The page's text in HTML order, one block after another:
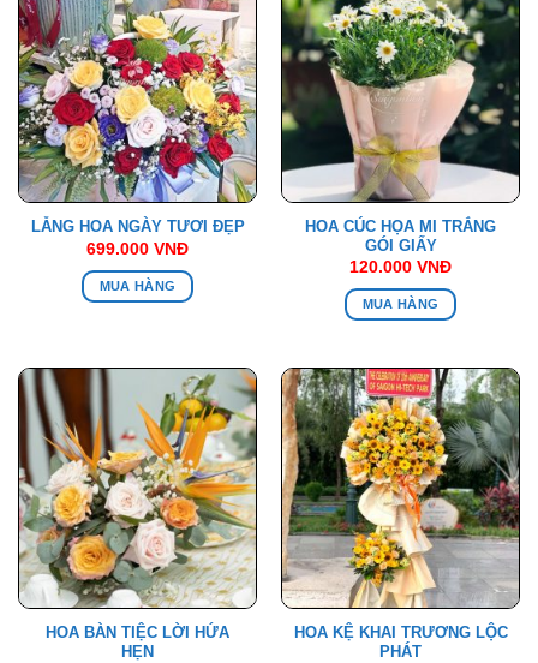
LẴNG HOA NGÀY TƯƠI ĐẸP
699.000 VNĐ
MUA HÀNG
HOA CÚC HỌA MI TRẮNG
GÓI GIẤY
120.000 VNĐ
MUA HÀNG
HOA BÀN TIỆC LỜI HỨA
HẸN
HOA KỆ KHAI TRƯƠNG LỘC
PHÁT